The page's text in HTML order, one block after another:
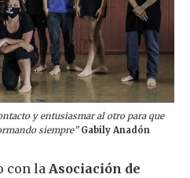
y entusiasmar al otro para que
siempre” Gabily Anadón
con la Asociación de